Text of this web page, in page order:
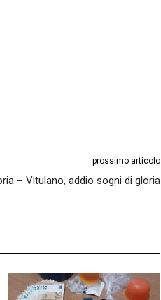
prossimo articolo
– Vitulano, addio sogni di gloria